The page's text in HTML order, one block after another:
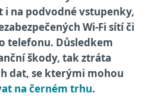
i na podvodné vstupenky,
Wi-Fi sítí či
telefonu. Důsledkem
škody, tak ztráta
dat, se kterými mohou
na černém trhu.